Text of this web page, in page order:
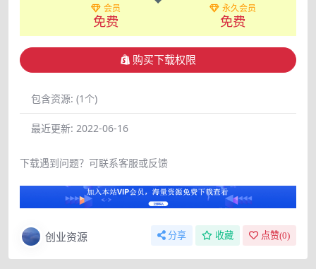
会员
免费
永久会员
免费
购买下载权限
包含资源: (1个)
最近更新: 2022-06-16
下载遇到问题？可联系客服或反馈
创业资源 分享 收藏 点赞(0)